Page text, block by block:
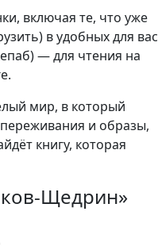
включая те, что уже
в удобных для вас
— для чтения на
мир, в который
и образы,
книгу, которая
Щедрин»